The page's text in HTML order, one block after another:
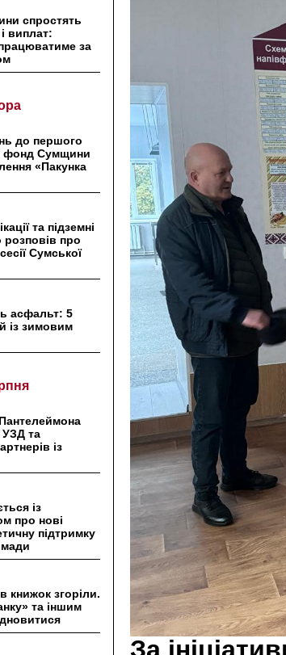
спростять
виплат:
за
до першого
фонд Сумщини
«Пакунка
та підземні
про
Сумської
асфальт: 5
із зимовим
УЗД та
із
із
про нові
підтримку
книжок згоріли.
та іншим
За